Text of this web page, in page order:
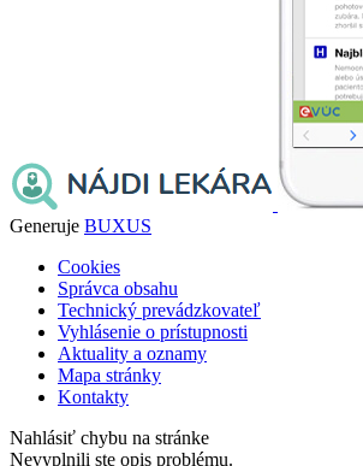
Generuje BUXUS
Cookies
Správca obsahu
Technický prevádzkovateľ
Vyhlásenie o prístupnosti
Aktuality a oznamy
Mapa stránky
Kontakty
Nahlásiť chybu na stránke
Nevyplnili ste opis problému.